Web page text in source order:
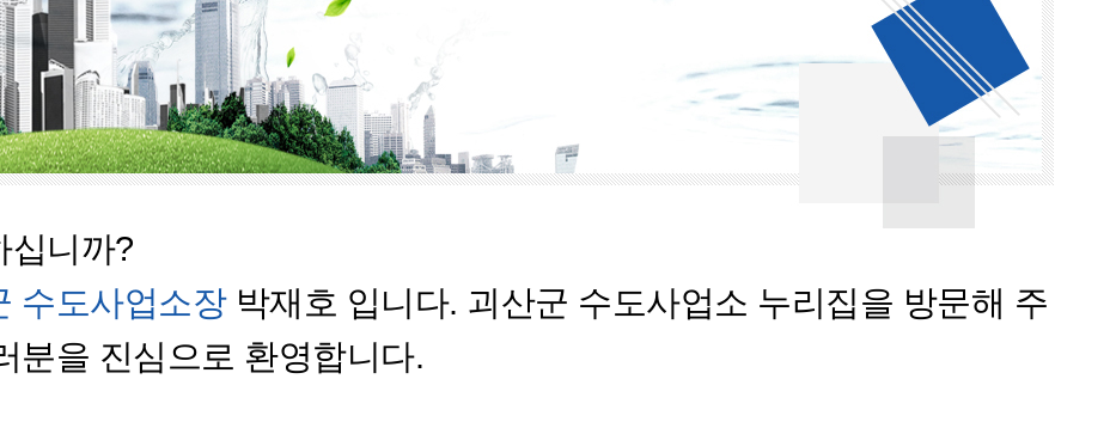
십니까?
수도사업소장박재호 입니다. 괴산군 수도사업소 누리집을 방문해 주
분을 진심으로 환영합니다.